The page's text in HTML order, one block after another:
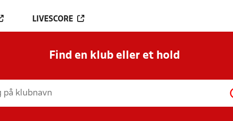
LIVESCORE
Find en klub eller et hold